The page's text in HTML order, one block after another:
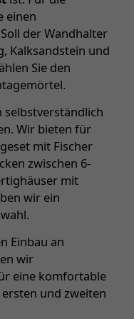
einen
der Wandhalter
Kalksandstein und
Sie den
selbstverständlich
Wir bieten für
mit Fischer
zwischen 6-
mit
wir ein
Einbau an
wir
eine komfortable
und zweiten